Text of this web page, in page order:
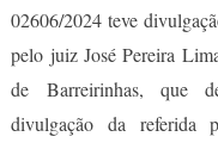
02606/2024 teve
pelo juiz José Pereira
de Barreirinhas, que
divulgação da referida